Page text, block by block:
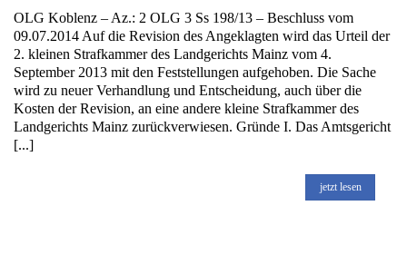
OLG Koblenz – Az.: 2 OLG 3 Ss 198/13 – Beschluss vom
09.07.2014 Auf die Revision des Angeklagten wird das Urteil der
2. kleinen Strafkammer des Landgerichts Mainz vom 4.
September 2013 mit den Feststellungen aufgehoben. Die Sache
wird zu neuer Verhandlung und Entscheidung, auch über die
Kosten der Revision, an eine andere kleine Strafkammer des
Landgerichts Mainz zurückverwiesen. Gründe I. Das Amtsgericht
[...]
jetzt lesen